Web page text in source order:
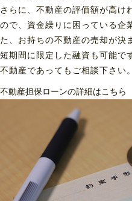
さらに、不動産の評価額が高け
ので、資金繰りに困っている企
た、お持ちの不動産の売却が決
短期間に限定した融資も可能で
不動産であってもご相談下さい。
不動産担保ローンの詳細はこちら